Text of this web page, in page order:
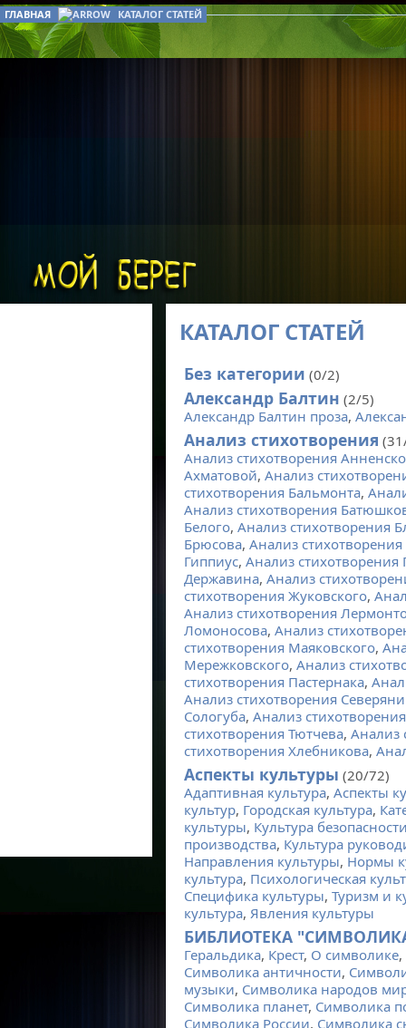
ГЛАВНАЯ КАТАЛОГ СТАТЕЙ
КАТАЛОГ СТАТЕЙ
Без категории (0/2)
Александр Балтин (2/5)
Александр Балтин проза,
Анализ стихотворения
Анализ стихотворения
Ахматовой, Анализ
стихотворения Бальмонта,
Анализ стихотворения
Белого, Анализ стихотворения
Брюсова, Анализ
Гиппиус, Анализ стихотворения
Державина, Анализ
стихотворения Жуковского,
Анализ стихотворения
Ломоносова, Анализ
стихотворения Маяковского,
Мережковского, Анализ
стихотворения Пастернака,
Анализ стихотворения
Сологуба, Анализ
стихотворения Тютчева, Анализ
стихотворения Хлебникова,
Аспекты культуры (20/72)
Адаптивная культура, Аспекты
культур, Городская культура,
культуры, Культура
производства, Культура
Направления культуры, Нормы
культура, Психологическая
Специфика культуры, Туризм и
культура, Явления культуры
БИБЛИОТЕКА
Геральдика, Крест, О символике,
Символика античности,
музыки, Символика народов
Символика планет, Символика
Символика России, Символика